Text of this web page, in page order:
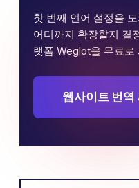
첫 번째 언어 설정을
어디까지 확장할지 결
랫폼 Weglot을 무료로
웹사이트 번역